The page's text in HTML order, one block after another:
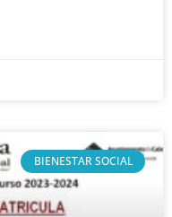
BIENESTAR SOCIAL